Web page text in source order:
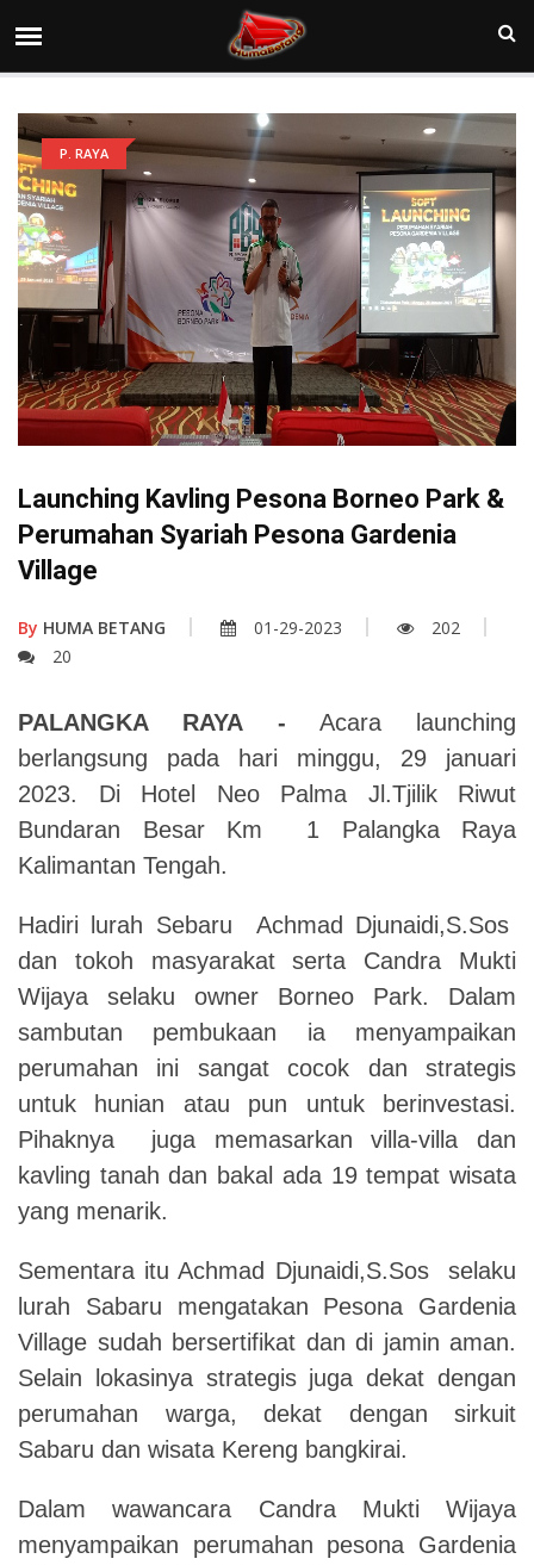
P. RAYA
Launching Kavling Pesona Borneo Park &
Perumahan Syariah Pesona Gardenia
Village
By HUMA BETANG 01-29-2023
202
20
PALANGKA RAYA - Acara launching
berlangsung pada hari minggu, 29 januari
2023. Di Hotel Neo Palma Jl.Tjilik Riwut
Bundaran Besar Km 1 Palangka Raya
Kalimantan Tengah.
Hadiri lurah Sebaru Achmad Djunaidi,S.Sos
dan tokoh masyarakat serta Candra Mukti
Wijaya selaku owner Borneo Park. Dalam
sambutan pembukaan ia menyampaikan
perumahan ini sangat cocok dan strategis
untuk hunian atau pun untuk berinvestasi.
Pihaknya juga memasarkan villa-villa dan
kavling tanah dan bakal ada 19 tempat wisata
yang menarik.
Sementara itu Achmad Djunaidi,S.Sos selaku
lurah Sabaru mengatakan Pesona Gardenia
Village sudah bersertifikat dan di jamin aman.
Selain lokasinya strategis juga dekat dengan
perumahan warga, dekat dengan sirkuit
Sabaru dan wisata Kereng bangkirai.
Dalam wawancara Candra Mukti Wijaya
menyampaikan perumahan pesona Gardenia